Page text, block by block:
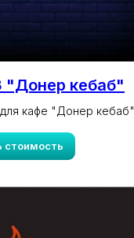
кебаб"
кафе "Донер кебаб"
стоимость